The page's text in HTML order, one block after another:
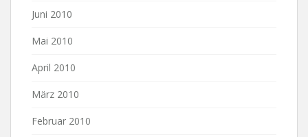
Juni 2010
Mai 2010
April 2010
März 2010
Februar 2010